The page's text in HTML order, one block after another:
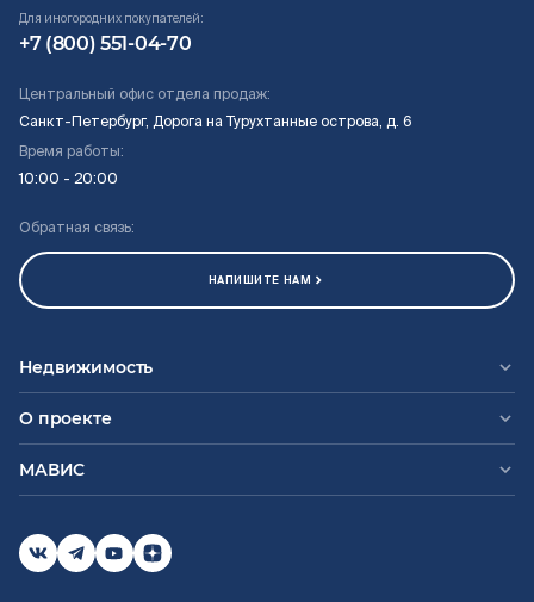
Для иногородних покупателей:
+7 (800) 551-04-70
Центральный офис отдела продаж:
Санкт-Петербург, Дорога на Турухтанные острова, д. 6
Время работы:
10:00 - 20:00
Обратная связь:
НАПИШИТЕ НАМ
Недвижимость
О проекте
МАВИС